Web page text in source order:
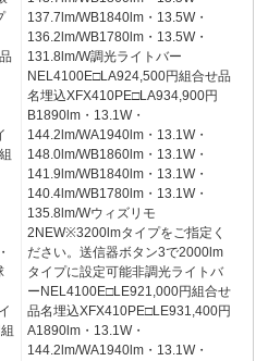
137.7lm/WB1840lm・13.5W・
136.2lm/WB1780lm・13.5W・
131.8lm/W調光ライトバー
NEL4100E□LA924,500円組合せ品
名埋込XFX410PE□LA934,900円
B1890lm・13.1W・
144.2lm/WA1940lm・13.1W・
148.0lm/WB1860lm・13.1W・
141.9lm/WB1840lm・13.1W・
140.4lm/WB1780lm・13.1W・
135.8lm/Wウィズリモ
2NEW※3200lmタイプをご指定く
ださい。送信器ボタン3で2000lm
タイプに設定可能非調光ライトバ
ーNEL4100E□LE921,000円組合せ
品名埋込XFX410PE□LE931,400円
A1890lm・13.1W・
144.2lm/WA1940lm・13.1W・